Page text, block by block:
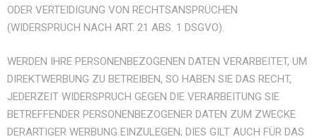
ODER VERTEIDIGUNG VON RECHTSANSPRÜCHEN
(WIDERSPRUCH NACH ART. 21 ABS. 1 DSGVO).
WERDEN IHRE PERSONENBEZOGENEN DATEN VERARBEITET, UM
DIREKTWERBUNG ZU BETREIBEN, SO HABEN SIE DAS RECHT,
JEDERZEIT WIDERSPRUCH GEGEN DIE VERARBEITUNG SIE
BETREFFENDER PERSONENBEZOGENER DATEN ZUM ZWECKE
DERARTIGER WERBUNG EINZULEGEN; DIES GILT AUCH FÜR DAS